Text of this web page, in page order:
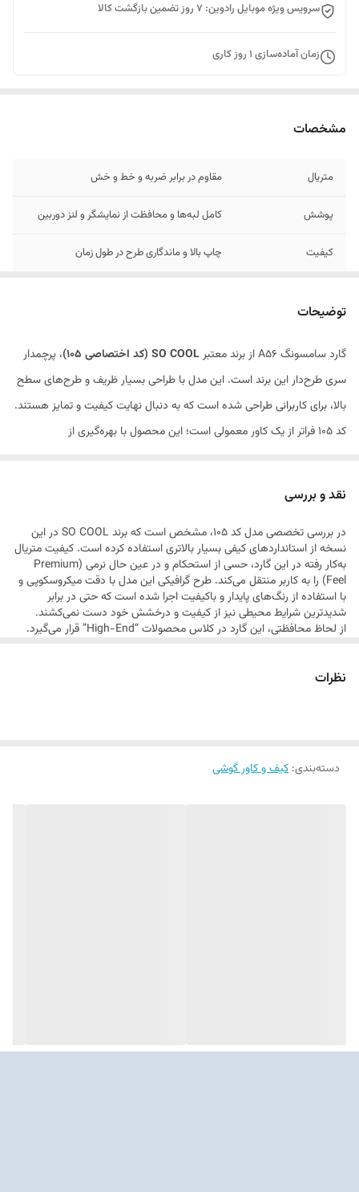
سرویس ویژه موبایل رادوین: 7 روز تضمین بازگشت کالا
زمان آماده‌سازی 1 روز کاری
مشخصات
متریال مقاوم در برابر ضربه و خط و خش
پوشش کامل لبه‌ها و محافظت از نمایشگر و لنز دوربین
کیفیت چاپ بالا و ماندگاری طرح در طول زمان
توضیحات
گارد سامسونگ A56 از برند معتبر SO COOL (کد اختصاصی 105)
، پرچمدار
سری طرح‌دار این برند است. این مدل با طراحی بسیار ظریف و طرح‌های سطح
بالا، برای کاربرانی طراحی شده است که به دنبال نهایت کیفیت و تمایز هستند.
کد 105 فراتر از یک کاور معمولی است؛ این محصول با بهره‌گیری از
بی‌رقیب است.
نقد و بررسی
در بررسی تخصصی مدل کد 105، مشخص است که برند SO COOL در این
نسخه از استانداردهای کیفی بسیار بالاتری استفاده کرده است. کیفیت متریال
به‌کار رفته در این گارد، حسی از استحکام و در عین حال نرمی (Premium
Feel) را به کاربر منتقل می‌کند. طرح گرافیکی این مدل با دقت میکروسکوپی و
با استفاده از رنگ‌های پایدار و باکیفیت اجرا شده است که حتی در برابر
شدیدترین شرایط محیطی نیز از کیفیت و درخشش خود دست نمی‌کشند.
از لحاظ محافظتی، این گارد در کلاس محصولات “High-End” قرار می‌گیرد.
قطعات داخلی جلوگیری کند. لبه‌های اطراف نمایشگر و ماژول دوربین به
نظرات
دسته‌بندی: کیف و کاور گوشی